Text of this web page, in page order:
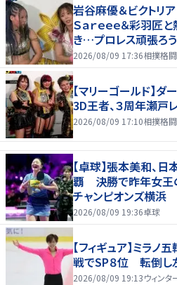
岩谷麻優＆ビクトリア
Ｓａｒｅｅｅ＆彩羽匠
き…プロレス頑張ろう
2026/08/09 17:36相撲格
【マリーゴールド】ダ
3D王者、３周年瀬戸
2026/08/09 17:10相撲格
【卓球】張本美和、
覇 決勝で昨年女王
チャンピオンズ横浜
2026/08/09 19:36卓球
【フィギュア】ミラ
戦でSP８位 転倒し
2026/08/09 19:13ウィン